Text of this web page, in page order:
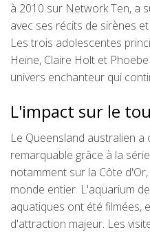
à 2010 sur Network Ten, a
avec ses récits de sirènes
Les trois adolescentes
Heine, Claire Holt et
univers enchanteur qui
L'impact sur le
Le Queensland australien
remarquable grâce à la
notamment sur la Côte
monde entier. L'aquarium
aquatiques ont été filmées,
d'attraction majeur. Les